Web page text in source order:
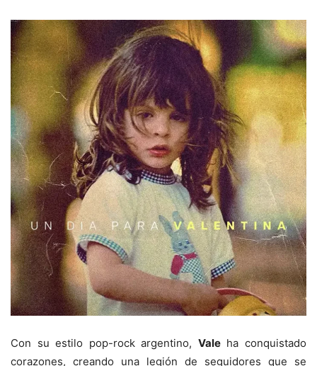
Con su estilo pop-rock argentino, Valeha conquistado
corazones, creando una legión de seguidores que se